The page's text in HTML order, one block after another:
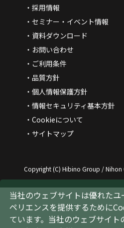
当社のウェブサイトは優れたユ
ペリエンスを提供するために
ています。当社のウェブサイト
採用情報
セミナー・イベント情報
資料ダウンロード
お問い合わせ
ご利用条件
品質方針
個人情報保護方針
情報セキュリティ基本方針
Cookieについて
サイトマップ
Copyright (C) Hibino Group / Nihon